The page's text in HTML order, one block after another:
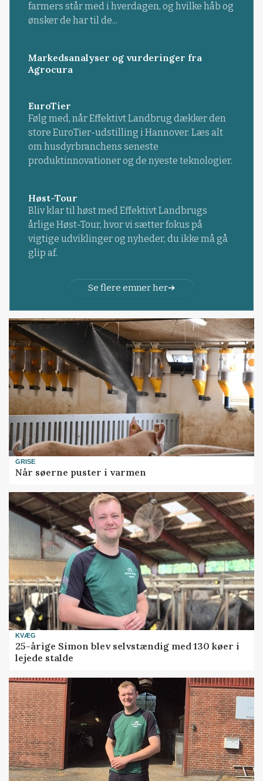
farmers står med i hverdagen, og hvilke håb og
ønsker de har til de...
Markedsanalyser og vurderinger fra
Agrocura
EuroTier
Følg med, når Effektivt Landbrug dækker den
store EuroTier-udstilling i Hannover. Læs alt
om husdyrbranchens seneste
produktinnovationer og de nyeste teknologier.
Høst-Tour
Bliv klar til høst med Effektivt Landbrugs
årlige Høst-Tour, hvor vi sætter fokus på
vigtige udviklinger og nyheder, du ikke må gå
glip af.
Se flere emner her
GRISE
Når søerne puster i varmen
KVÆG
25-årige Simon blev selvstændig med 130 køer i
lejede stalde